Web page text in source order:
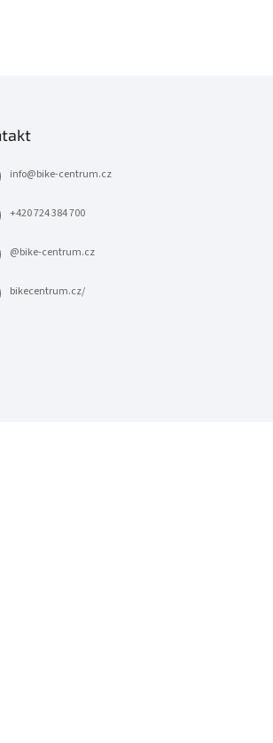
info@bike-centrum.cz
+420 724 384 700
@bike-centrum.cz
bikecentrum.cz/